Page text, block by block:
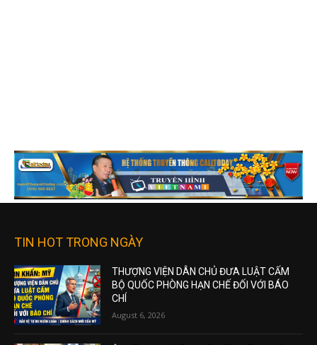
TIN HOT TRONG NGÀY
THƯỢNG VIỆN DÂN CHỦ ĐƯA LUẬT CẤM
BỘ QUỐC PHÒNG HẠN CHẾ ĐỐI VỚI BÁO
CHÍ
August 6, 2026